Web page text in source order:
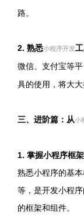
路。
2. 熟悉小程序开发
微信、支付宝等
具的使用，将大大
三、进阶篇：从小
1. 掌握小程序框
熟悉小程序的基
等，是开发小程
的框架和组件。